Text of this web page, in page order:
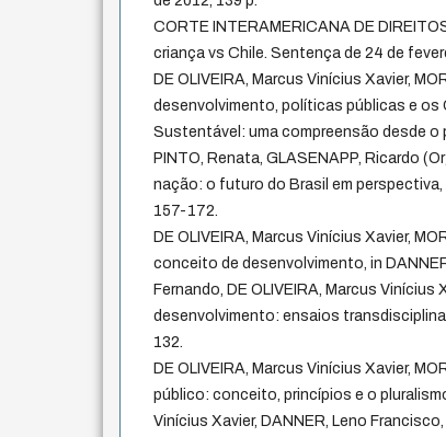
CORTE INTERAMERICANA DE
criança vs Chile. Sentença de 24 de
DE OLIVEIRA, Marcus Vinícius Xavier,
desenvolvimento, políticas públicas e os
Sustentável: uma compreensão desde o
PINTO, Renata, GLASENAPP, Ricardo
nação: o futuro do Brasil em perspectiva,
157-172.
DE OLIVEIRA, Marcus Vinícius Xavier,
conceito de desenvolvimento, in
Fernando, DE OLIVEIRA, Marcus Vinícius
desenvolvimento: ensaios
132.
DE OLIVEIRA, Marcus Vinícius Xavier,
público: conceito, princípios e o
Vinícius Xavier, DANNER, Leno